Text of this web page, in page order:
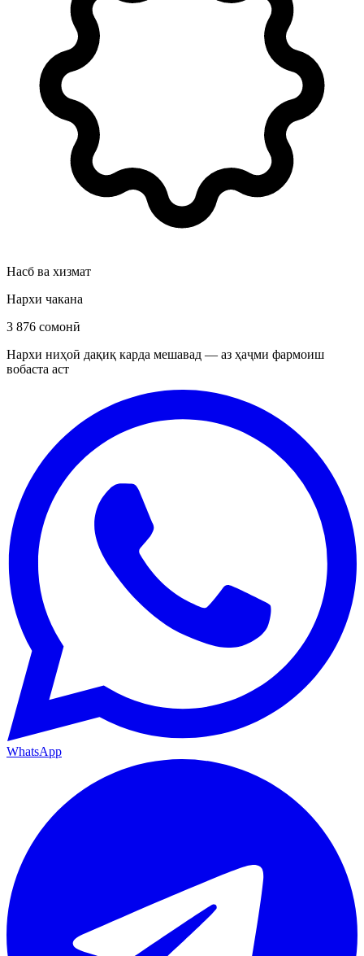
Насб ва хизмат
Нархи чакана
3 876 сомонӣ
Нархи ниҳоӣ дақиқ карда мешавад — аз ҳаҷми фармоиш
вобаста аст
WhatsApp